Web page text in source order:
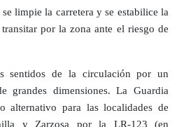
limpie la carretera y se estabilice la
por la zona ante el riesgo de
sentidos de la circulación por un
grandes dimensiones. La Guardia
alternativo para las localidades de
y Zarzosa por la LR-123 (en